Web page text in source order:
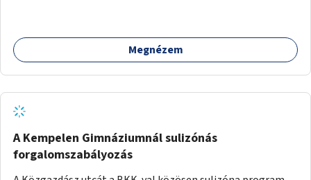
lakásban élőknek, hogy a személyautójukkal
biztonságosan és egyszerűbben közlekedhessenek. A
Megnézem
A Kempelen Gimnáziumnál sulizónás
forgalomszabályozás